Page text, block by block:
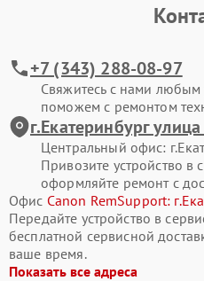
+7 (343) 288-08-97
Свяжитесь с нами
поможем с ремонтом
г.Екатеринбург
Центральный офис:
Привозите устройство в
оформляйте ремонт с
Офис Canon RemSupport:
Передайте устройство в
бесплатной сервисной
ваше время.
Показать все адреса